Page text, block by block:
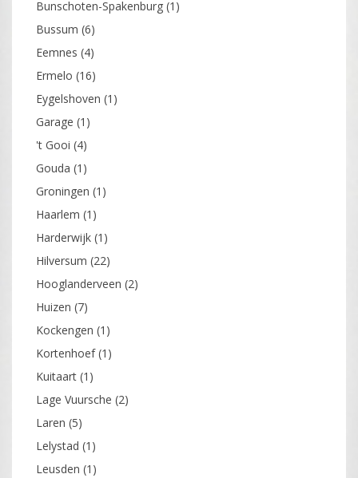
Bunschoten-Spakenburg (1)
Bussum (6)
Eemnes (4)
Ermelo (16)
Eygelshoven (1)
Garage (1)
't Gooi (4)
Gouda (1)
Groningen (1)
Haarlem (1)
Harderwijk (1)
Hilversum (22)
Hooglanderveen (2)
Huizen (7)
Kockengen (1)
Kortenhoef(1)
Kuitaart (1)
Lage Vuursche (2)
Laren (5)
Lelystad (1)
Leusden (1)